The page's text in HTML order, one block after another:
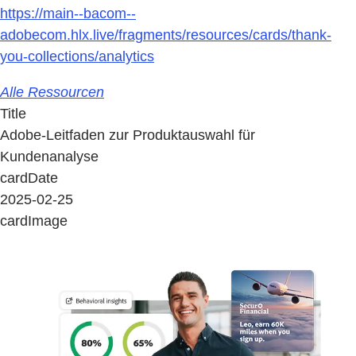
https://main--bacom--
adobecom.hlx.live/fragments/resources/cards/thank-
you-collections/analytics
Alle Ressourcen
Title
Adobe-Leitfaden zur Produktauswahl für
Kundenanalyse
cardDate
2025-02-25
cardImage